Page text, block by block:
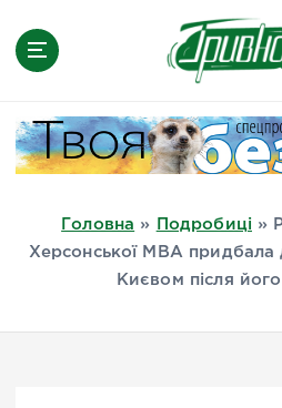
Миколаїв,
Головна » Подробиці »
Херсонської МВА придбала
Києвом після його